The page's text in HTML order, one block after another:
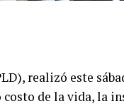
realizó este
de la vida, la